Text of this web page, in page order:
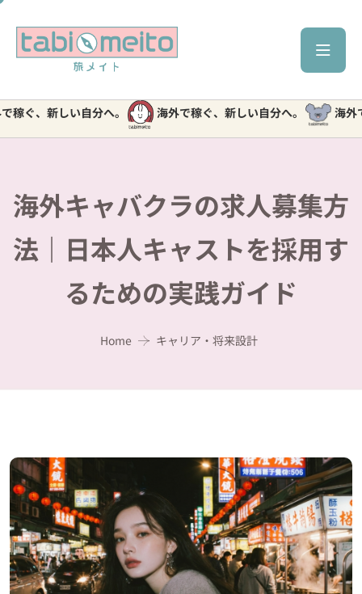
新しい自分へ。 海外で稼ぐ、新しい自分へ。 海外で稼
海外キャバクラの求人募集方
法｜日本人キャストを採用す
るための実践ガイド
Home キャリア・将来設計